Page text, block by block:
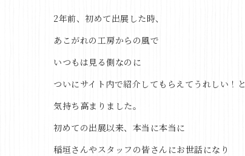
2年前、初めて出展した時、
あこがれの工房からの風で
いつもは見る側なのに
ついにサイト内で紹介してもらえてうれしい！と
気持ち高まりました。
初めての出展以来、本当に本当に
稲垣さんやスタッフの皆さんにお世話になり